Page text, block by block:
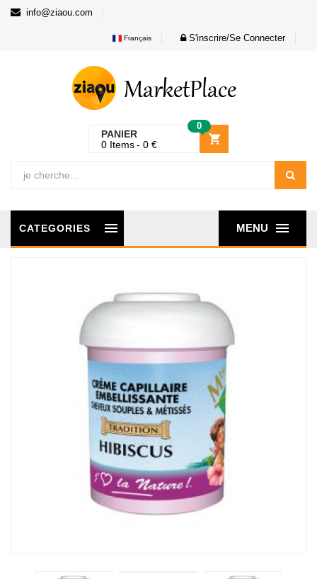
info@ziaou.com
Français S'inscrire/Se Connecter
PANIER
0
0 Items 0 €
MENU
CATEGORIES